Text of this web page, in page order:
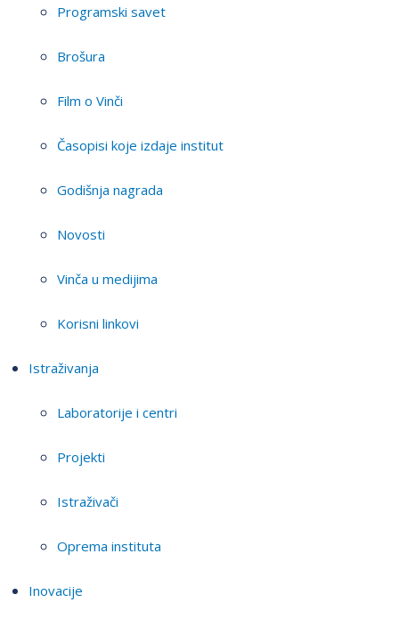
Programski savet
Brošura
Film o Vinči
Časopisi koje izdaje institut
Godišnja nagrada
Novosti
Vinča u medijima
Korisni linkovi
Istraživanja
Laboratorije i centri
Projekti
Istraživači
Oprema instituta
Inovacije